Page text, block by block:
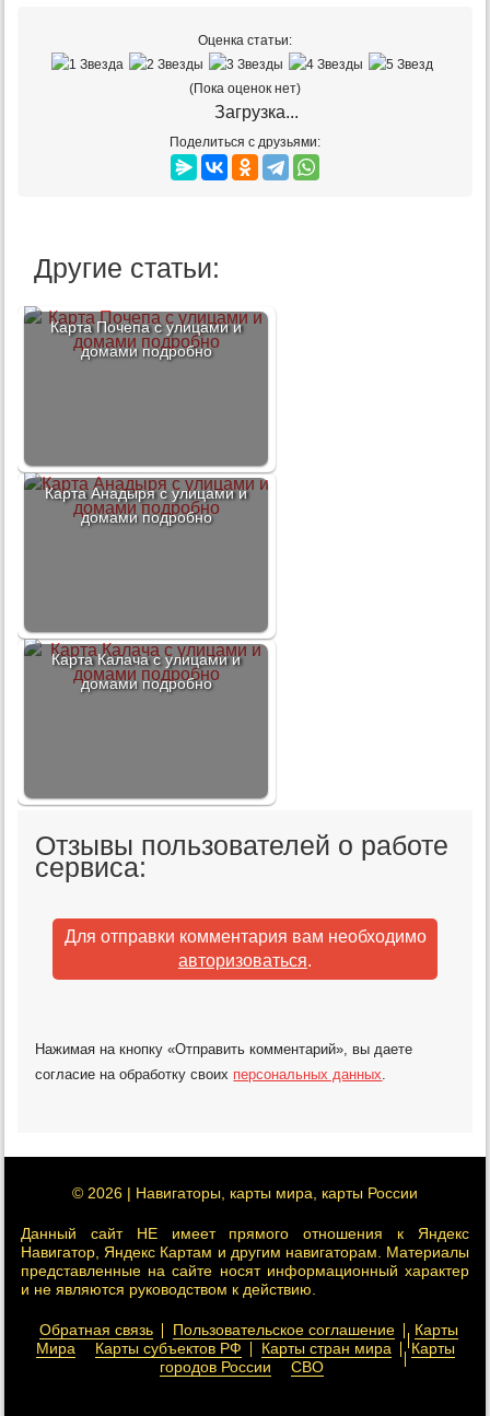
Оценка статьи:
(Пока оценок нет)
Загрузка...
Поделиться с друзьями:
Другие статьи:
Карта Почепа с улицами и
домами подробно
Карта Анадыря с улицами и
домами подробно
Карта Калача с улицами и
домами подробно
Отзывы пользователей о работе
сервиса:
Для отправки комментария вам необходимо
авторизоваться.
Нажимая на кнопку «Отправить комментарий», вы даете
согласие на обработку своих персональных данных.
© 2026 | Навигаторы, карты мира, карты России
Данный сайт НЕ имеет прямого отношения к Яндекс
Навигатор, Яндекс Картам и другим навигаторам. Материалы
представленные на сайте носят информационный характер
и не являются руководством к действию.
Обратная связь Пользовательское соглашение
Карты
Мира
Карты субъектов РФ Карты стран мира
Карты
городов России
СВО